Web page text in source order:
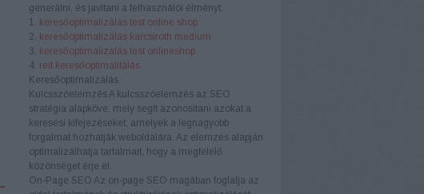
generálni, és javítani a felhasználói élményt.
1. keresőoptimalizálás test online shop
2. keresőoptimalizálás karcsiroth medium
3. keresőoptimalizálás test onlineshop
4. reit keresőoptimalitálás
Keresőoptimalizálás
KulcsszóelemzésA kulcsszóelemzés az SEO
stratégia alapköve, mely segít azonosítani azokat a
keresési kifejezéseket, amelyek a legnagyobb
forgalmat hozhatják weboldalára. Az elemzés alapján
optimalizálhatja tartalmait, hogy a megfelelő
közönséget érje el.
On-Page SEO Az on-page SEO magában foglalja az